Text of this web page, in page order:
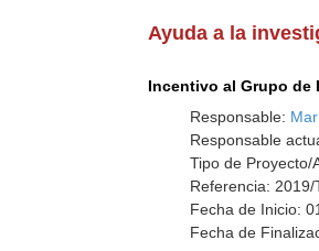
Ayuda a la
Incentivo al Grupo de
Responsable:
Responsable
Tipo de Proyecto/
Referencia: 2019/
Fecha de Inicio:
Fecha de